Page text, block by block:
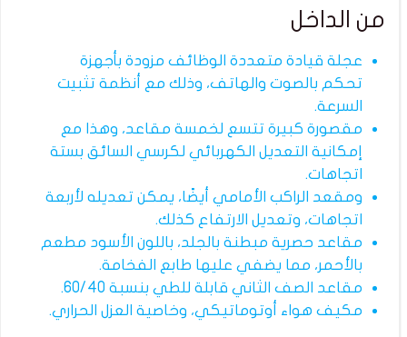
من الداخل
عجلة قيادة متعددة الوظائف مزودة بأجهزة
تحكم بالصوت والهاتف، وذلك مع أنظمة تثبيت
السرعة.
مقصورة كبيرة تتسع لخمسة مقاعد، وهذا مع
إمكانية التعديل الكهربائي لكرسي السائق بستة
اتجاهات.
ومقعد الراكب الأمامي أيضًا، يمكن تعديله لأربعة
اتجاهات، وتعديل الارتفاع كذلك.
مقاعد حصرية مبطنة بالجلد، باللون الأسود مطعم
بالأحمر، مما يضفي عليها طابع الفخامة.
مقاعد الصف الثاني قابلة للطي بنسبة 60/40.
مكيف هواء أوتوماتيكي، وخاصية العزل الحراري.